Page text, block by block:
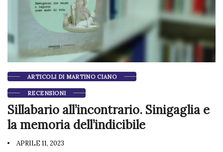
ARTICOLI DI MARTINO CIANO
RECENSIONI
Sillabario all’incontrario. Sinigaglia e
la memoria dell’indicibile
APRILE 11, 2023